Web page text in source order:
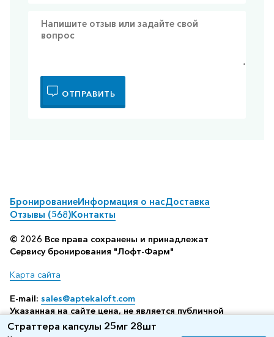
ОТПРАВИТЬ
Страттера капсулы 25мг 28шт
БронированиеИнформация о насДоставка
Отзывы (568)Контакты
© 2026 Все права сохранены и принадлежат
Сервису бронирования "Лофт-Фарм"
Карта сайта
E-mail: sales@aptekaloft.com
Указанная на сайте цена, не является публичной
офертой, а всего лишь отображает среднюю стоимость